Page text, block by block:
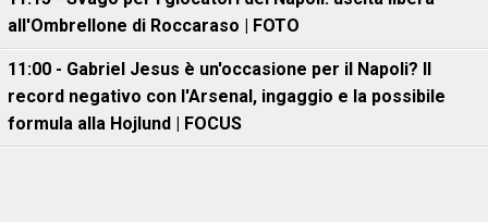
all'Ombrellone di Roccaraso | FOTO
11:00 - Gabriel Jesus è un'occasione per il Napoli? Il
record negativo con l'Arsenal, ingaggio e la possibile
formula alla Hojlund | FOCUS